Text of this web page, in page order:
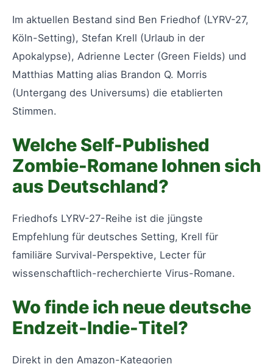
Im aktuellen Bestand sind Ben Friedhof (LYRV-27,
Köln-Setting), Stefan Krell (Urlaub in der
Apokalypse), Adrienne Lecter (Green Fields) und
Matthias Matting alias Brandon Q. Morris
(Untergang des Universums) die etablierten
Stimmen.
Welche Self-Published
Zombie-Romane lohnen sich
aus Deutschland?
Friedhofs LYRV-27-Reihe ist die jüngste
Empfehlung für deutsches Setting, Krell für
familiäre Survival-Perspektive, Lecter für
wissenschaftlich-recherchierte Virus-Romane.
Wo finde ich neue deutsche
Endzeit-Indie-Titel?
Direkt in den Amazon-Kategorien